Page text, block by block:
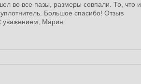
во все пазы, размеры совпали. То, что и
Большое спасибо! Отзыв
уважением, Мария